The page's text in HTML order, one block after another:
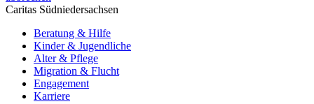
Caritas Südniedersachsen
Beratung & Hilfe
Kinder & Jugendliche
Alter & Pflege
Migration & Flucht
Engagement
Karriere